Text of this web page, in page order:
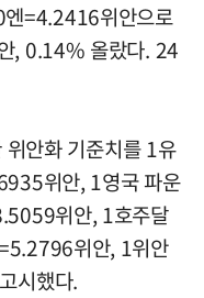
엔=4.2416위안으로
, 0.14% 올랐다. 24
안화 기준치를 1유
위안, 1영국 파운
위안, 1호주달
위안, 1위안
시했다.